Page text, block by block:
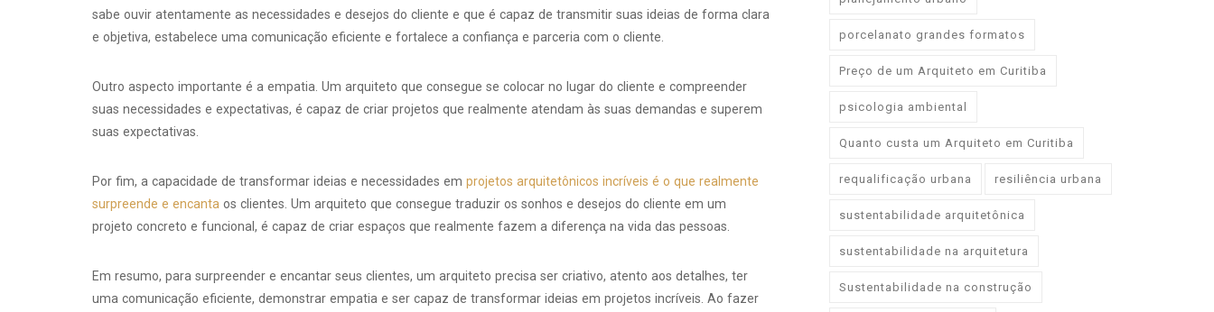
sabe ouvir atentamente as necessidades e desejos do cliente e que é capaz de transmitir suas ideias de forma clara
e objetiva, estabelece uma comunicação eficiente e fortalece a confiança e parceria com o cliente.
Outro aspecto importante é a empatia. Um arquiteto que consegue se colocar no lugar do cliente e compreender
suas necessidades e expectativas, é capaz de criar projetos que realmente atendam às suas demandas e superem
suas expectativas.
Por fim, a capacidade de transformar ideias e necessidades em projetos arquitetônicos incríveis é o que realmente
surpreende e encanta os clientes. Um arquiteto que consegue traduzir os sonhos e desejos do cliente em um
projeto concreto e funcional, é capaz de criar espaços que realmente fazem a diferença na vida das pessoas.
Em resumo, para surpreender e encantar seus clientes, um arquiteto precisa ser criativo, atento aos detalhes, ter
uma comunicação eficiente, demonstrar empatia e ser capaz de transformar ideias em projetos incríveis. Ao fazer
porcelanato grandes formatos
Preço de um Arquiteto em Curitiba
psicologia ambiental
Quanto custa um Arquiteto em Curitiba
requalificação urbana resiliência urbana
sustentabilidade arquitetônica
sustentabilidade na arquitetura
Sustentabilidade na construção